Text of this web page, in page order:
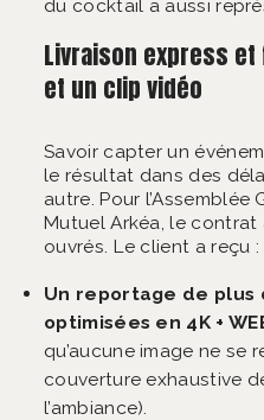
du cocktail a aussi
Livraison express
et un clip vidéo
Savoir capter un
le résultat dans des
autre. Pour l’Assemblée
Mutuel Arkéa, le contrat
ouvrés. Le client a reçu :
Un reportage de plus
optimisées en 4K +
qu’aucune image ne se
couverture exhaustive
l’ambiance).